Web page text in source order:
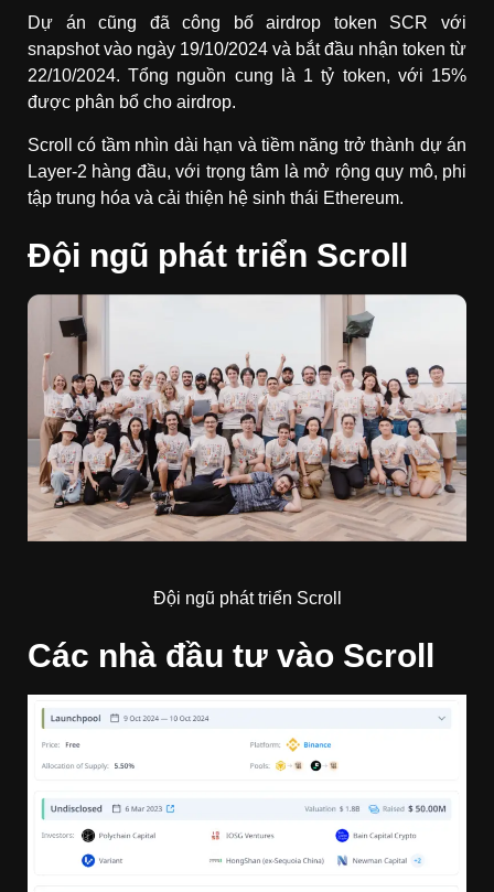
Dự án cũng đã công bố airdrop token SCR với
snapshot vào ngày 19/10/2024 và bắt đầu nhận token từ
22/10/2024. Tổng nguồn cung là 1 tỷ token, với 15%
được phân bổ cho airdrop.
Scroll có tầm nhìn dài hạn và tiềm năng trở thành dự án
Layer-2 hàng đầu, với trọng tâm là mở rộng quy mô, phi
tập trung hóa và cải thiện hệ sinh thái Ethereum.
Đội ngũ phát triển Scroll
Đội ngũ phát triển Scroll
Các nhà đầu tư vào Scroll